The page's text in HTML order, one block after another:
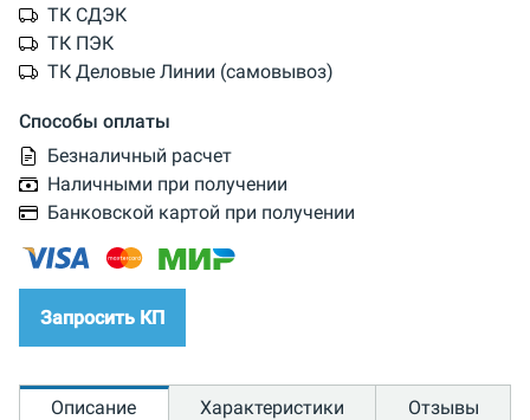
ТК СДЭК
ТК ПЭК
ТК Деловые Линии (самовывоз)
Способы оплаты
Безналичный расчет
Наличными при получении
Банковской картой при получении
Запросить КП
Описание Характеристики Отзывы